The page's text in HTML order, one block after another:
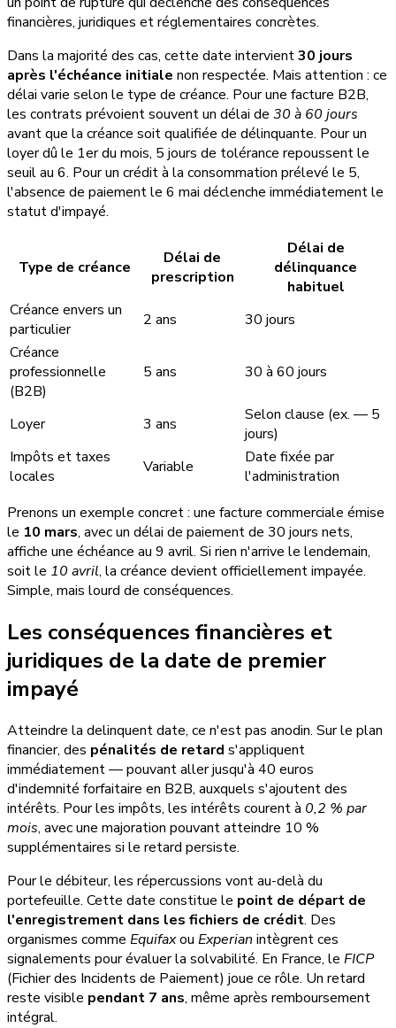
financières, juridiques et réglementaires concrètes.
Dans la majorité des cas, cette date intervient30 jours
après l'échéance initiale non respectée. Mais attention : ce
délai varie selon le type de créance. Pour une facture B2B,
les contrats prévoient souvent un délai de 30 à 60 jours
avant que la créance soit qualifiée de délinquante. Pour un
loyer dû le 1er du mois, 5 jours de tolérance repoussent le
seuil au 6. Pour un crédit à la consommation prélevé le 5,
l'absence de paiement le 6 mai déclenche immédiatement le
statut d'impayé.
Type de créance
Délai de
prescription
Délai de
délinquance
habituel
Créance envers un
particulier
2 ans
30 jours
Créance
professionnelle
(B2B)
5 ans 30 à 60 jours
Loyer 3 ans
Selon clause (ex. — 5
jours)
Impôts et taxes
locales
Variable
Date fixée par
l'administration
Prenons un exemple concret : une facture commerciale émise
le 10 mars, avec un délai de paiement de 30 jours nets,
affiche une échéance au 9 avril. Si rien n'arrive le lendemain,
soit le 10 avril, la créance devient officiellement impayée.
Simple, mais lourd de conséquences.
Les conséquences financières et
juridiques de la date de premier
impayé
Atteindre la delinquent date, ce n'est pas anodin. Sur le plan
financier, des pénalités de retard s'appliquent
immédiatement — pouvant aller jusqu'à 40 euros
d'indemnité forfaitaire en B2B, auxquels s'ajoutent des
intérêts. Pour les impôts, les intérêts courent à 0,2 % par
mois, avec une majoration pouvant atteindre 10 %
supplémentaires si le retard persiste.
Pour le débiteur, les répercussions vont au-delà du
portefeuille. Cette date constitue le point de départ de
l'enregistrement dans les fichiers de crédit. Des
organismes comme Equifaxou Experian intègrent ces
signalements pour évaluer la solvabilité. En France, le FICP
(Fichier des Incidents de Paiement) joue ce rôle. Un retard
reste visible pendant 7 ans, même après remboursement
intégral.